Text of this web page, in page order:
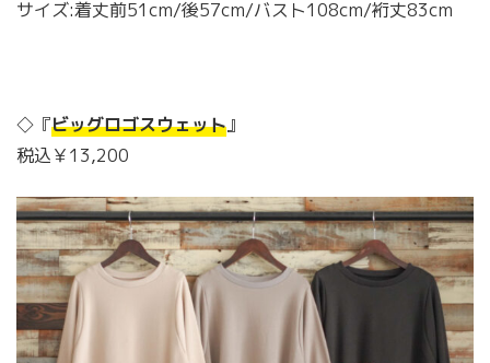
サイズ:着丈前51cm/後57cm/バスト108cm/裄丈83cm
◇『ビッグロゴスウェット』
税込￥13,200